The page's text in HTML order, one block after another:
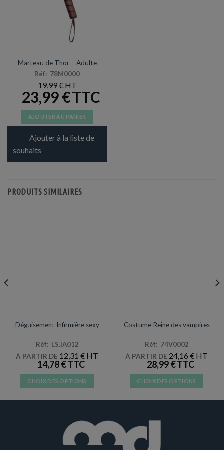
Marteau de Thor – Adulte
Réf: 78M0000
19,99€
23,99€
AJOUTER AU PANIER
Ajouter à la liste de
souhaits
PRODUITS SIMILAIRES
Déguisement Infirmière sexy
Réf: LS.IA012
À PARTIR DE 12,31 €
14,78€
CHOIX DES OPTIONS
plusieurs
variations.
Les
Costume Reine des vampires
Réf: 74V0002
À PARTIR DE 24,16 €
28,99€
CHOIX DES OPTIONS